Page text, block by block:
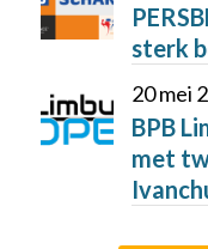
sterk
20 mei
BPB
met